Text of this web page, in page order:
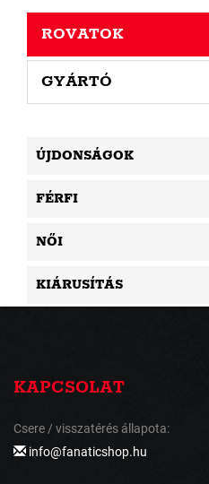
ROVATOK
GYÁRTÓ
ÚJDONSÁGOK
FÉRFI
NŐI
KIÁRUSÍTÁS
KAPCSOLAT
Csere / visszatérés állapota:
info@fanaticshop.hu